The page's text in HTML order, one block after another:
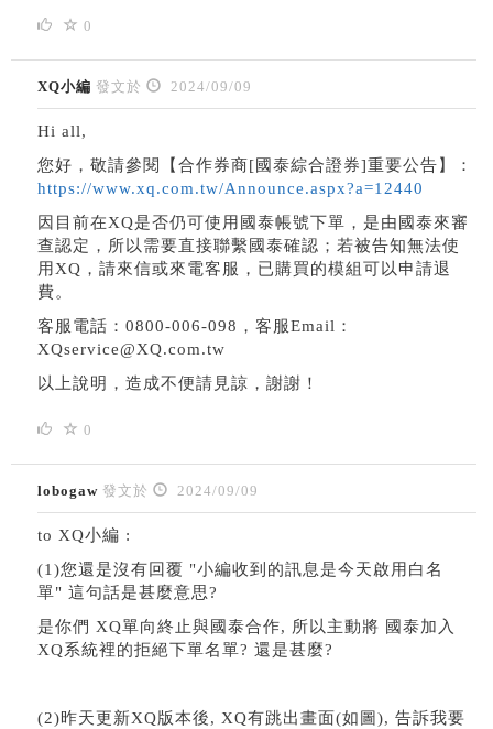
0
XQ小編 發文於 2024/09/09
Hi all,
您好，敬請參閱【合作券商[國泰綜合證券]重要公告】：
https://www.xq.com.tw/Announce.aspx?a=12440
因目前在XQ是否仍可使用國泰帳號下單，是由國泰來審
查認定，所以需要直接聯繫國泰確認；若被告知無法使
用XQ，請來信或來電客服，已購買的模組可以申請退
費。
客服電話：0800-006-098，客服Email：
XQservice@XQ.com.tw
以上說明，造成不便請見諒，謝謝！
0
lobogaw 發文於 2024/09/09
to XQ小編 :
(1)您還是沒有回覆 "小編收到的訊息是今天啟用白名
單" 這句話是甚麼意思?
是你們 XQ單向終止與國泰合作, 所以主動將 國泰加入
XQ系統裡的拒絕下單名單? 還是甚麼?
(2)昨天更新XQ版本後, XQ有跳出畫面(如圖), 告訴我要